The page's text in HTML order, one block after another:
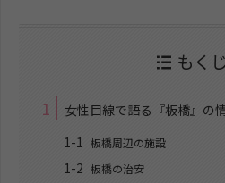
もくじ
1
女性目線で語る『板橋』の
1-1
板橋周辺の施設
1-2 板橋の治安